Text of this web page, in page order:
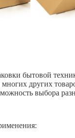
бытовой
других
выбора